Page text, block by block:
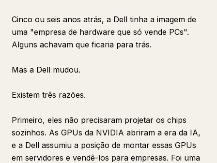
Cinco ou seis anos atrás, a Dell tinha a imagem de
uma "empresa de hardware que só vende PCs".
Alguns achavam que ficaria para trás.
Mas a Dell mudou.
Existem três razões.
Primeiro, eles não precisaram projetar os chips
sozinhos. As GPUs da NVIDIA abriram a era da IA,
e a Dell assumiu a posição de montar essas GPUs
em servidores e vendê-los para empresas. Foi uma